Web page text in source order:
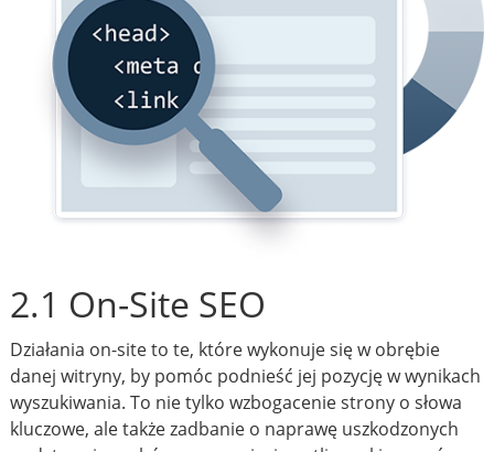
2.1 On-Site SEO
Działania on-site to te, które wykonuje się w obrębie
danej witryny, by pomóc podnieść jej pozycję w wynikach
wyszukiwania. To nie tylko wzbogacenie strony o słowa
kluczowe, ale także zadbanie o naprawę uszkodzonych